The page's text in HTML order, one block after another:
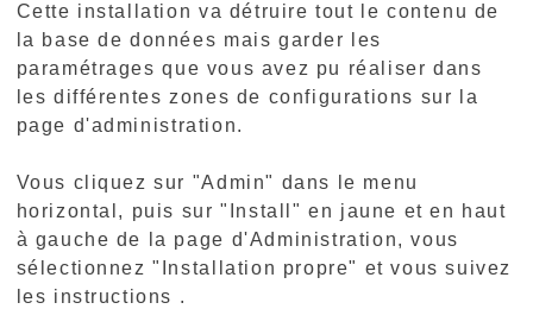
Cette installation va détruire tout le contenu de
la base de données mais garder les
paramétrages que vous avez pu réaliser dans
les différentes zones de configurations sur la
page d'administration.
Vous cliquez sur "Admin" dans le menu
horizontal, puis sur "Install" en jaune et en haut
à gauche de la page d'Administration, vous
sélectionnez "Installation propre" et vous suivez
les instructions .